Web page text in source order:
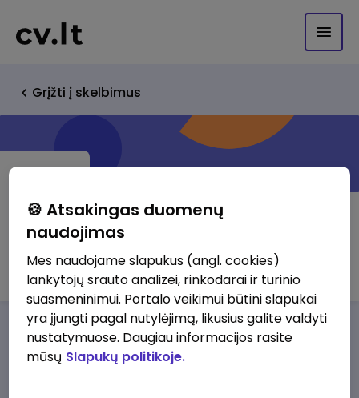
Grįžti į skelbimus
Easy rental
Darbo pasiūlymaiApie musPrivalumai
🍪 Atsakingas duomenų
naudojimas
Mes naudojame slapukus (angl. cookies)
lankytojų srauto analizei, rinkodarai ir turinio
suasmeninimui. Portalo veikimui būtini slapukai
yra įjungti pagal nutylėjimą, likusius galite valdyti
nustatymuose. Daugiau informacijos rasite
mūsų Slapukų politikoje.